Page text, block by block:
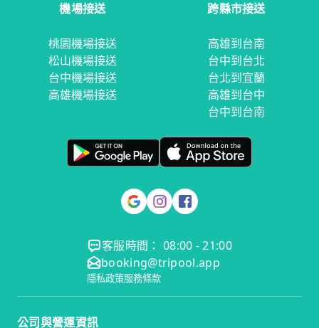
機場接送
桃園機場接送
松山機場接送
台中機場接送
高雄機場接送
跨縣市接送
高雄到台南
台中到台北
台北到宜蘭
高雄到台中
台中到台南
客服時間： 08:00 - 21:00
booking@tripool.app
隱私政策服務條款
公司與營運資訊